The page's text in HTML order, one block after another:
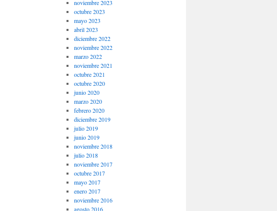
noviembre 2023
octubre 2023
mayo 2023
abril 2023
diciembre 2022
noviembre 2022
marzo 2022
noviembre 2021
octubre 2021
octubre 2020
junio 2020
marzo 2020
febrero 2020
diciembre 2019
julio 2019
junio 2019
noviembre 2018
julio 2018
noviembre 2017
octubre 2017
mayo 2017
enero 2017
noviembre 2016
agosto 2016